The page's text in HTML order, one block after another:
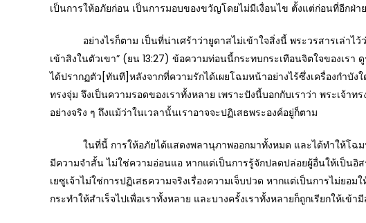
เป็นการให้อภัยก่อน เป็นการมอบของขวัญโดยไม่มีเงื่อนไข ตั้งแต่ก่อนที่อีกฝ่
อย่างไรก็ตาม เป็นที่น่าเศร้าว่ายูดาสไม่เข้าใจสิ่งนี้ พระวรสารเล่าไว้
เข้าสิงในตัวเขา” (ยน 13:27) ข้อความท่อนนี้กระทบกระเทือนจิตใจของเร
ได้ปรากฏตัว[ทันที]หลังจากที่ความรักได้เผยโฉมหน้าอย่างไร้ซึ่งเครื่องกำบัง
ทรงจุ่ม จึงเป็นความรอดของเราทั้งหลาย เพราะปังนี้บอกกับเราว่า พระเจ้าท
อย่างจริง ๆ ถึงแม้ว่าในเวลานั้นเราอาจจะปฏิเสธพระองค์อยู่ก็ตาม
ในที่นี้ การให้อภัยได้แสดงพลานุภาพออกมาทั้งหมด และได้ทำให้โฉมห
มีความจำสั้น ไม่ใช่ความอ่อนแอ หากแต่เป็นการรู้จักปลดปล่อยผู้อื่นให้เป็นอิ
เยซูเจ้าไม่ใช่การปฏิเสธความจริงเรื่องความเจ็บปวด หากแต่เป็นการไม่ยอ
กระทำให้สำเร็จไปเพื่อเราทั้งหลาย และบางครั้งเราทั้งหลายก็ถูกเรียกให้เ